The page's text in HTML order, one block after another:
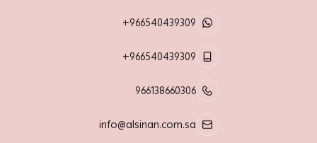
+966540439309
+966540439309
966138660306
info@alsinan.com.sa